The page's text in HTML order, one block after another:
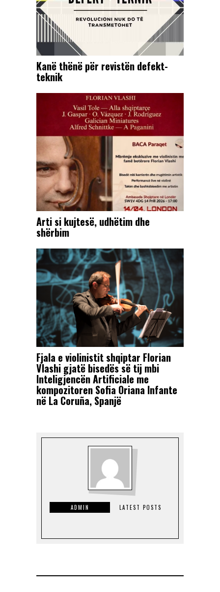
Kanë thënë për revistën defekt-
teknik
Arti si kujtesë, udhëtim dhe
shërbim
Fjala e violinistit shqiptar Florian
Vlashi gjatë bisedës së tij mbi
Inteligjencën Artificiale me
kompozitoren Sofia Oriana Infante
në La Coruña, Spanjë
ADMIN LATEST POSTS